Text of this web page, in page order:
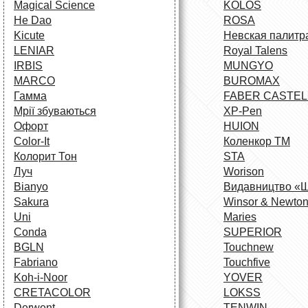
Magical Science
He Dao
Kicute
LENIAR
IRBIS
MARCO
Гамма
Мрії збуваються
Офорт
Сolor-It
Колорит Тон
Луч
Bianyo
Sakura
Uni
Conda
BGLN
Fabriano
Koh-i-Noor
CRETACOLOR
KOLOS
ROSA
Невская
Royal Talens
MUNGYO
BUROMAX
FABER
XP-Pen
HUION
Коленкор ТМ
STA
Worison
Видавництво
Winsor & Newton
Maries
SUPERIOR
Touchnew
Touchfive
YOVER
LOKSS